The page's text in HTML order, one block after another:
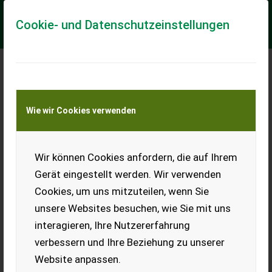
Cookie- und Datenschutzeinstellungen
Wie wir Cookies verwenden
Wir können Cookies anfordern, die auf Ihrem
Gerät eingestellt werden. Wir verwenden
Cookies, um uns mitzuteilen, wenn Sie
unsere Websites besuchen, wie Sie mit uns
interagieren, Ihre Nutzererfahrung
verbessern und Ihre Beziehung zu unserer
Website anpassen.
Meine Transportkostenanfrage
Transport von Land- und Baumaschinen –
KEINE Tiertransporte
Amazone Cirrus 6003-2
- Anhängesäkombination - Einkammerbehälter 3600l -
Schnellentleerung - Seitlicher Ladesteg - LED Beleuchtung für
die Straßenfahrt - Fahrwerksschwin...
EUR 0